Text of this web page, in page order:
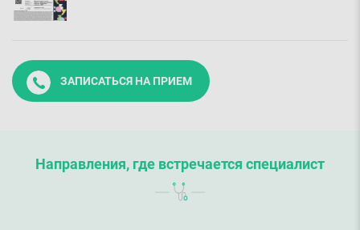
ЗАПИСАТЬСЯ НА ПРИЕМ
Направления, где встречается специалист